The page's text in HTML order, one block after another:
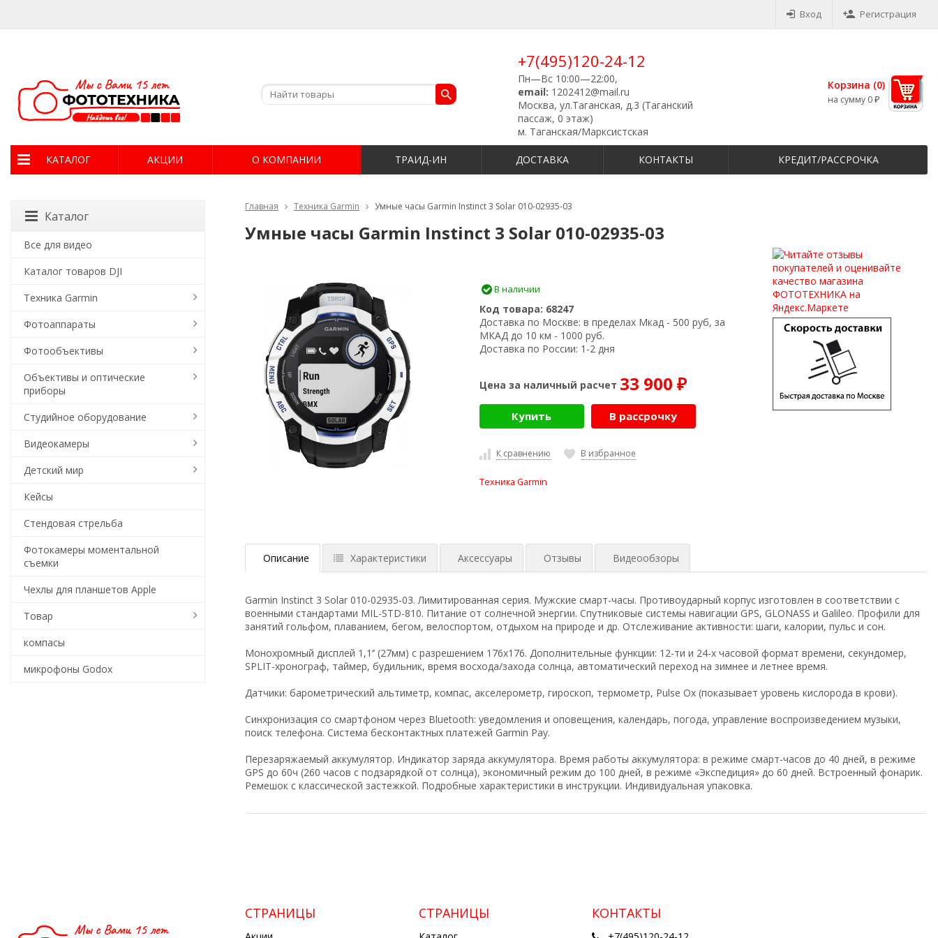
Вход Регистрация
+7(495)120-24-12
Пн—Вс 10:00—22:00,
email: 1202412@mail.ru
Москва, ул.Таганская, д.3 (Таганский
пассаж, 0 этаж)
м. Таганская/Марксистская
Корзина (0)
на сумму 0 ₽
КАТАЛОГ АКЦИИ О КОМПАНИИ ТРАИД-ИН ДОСТАВКА КОНТАКТЫ КРЕДИТ/РАССРОЧКА
Главная Техника Garmin Умные часы Garmin Instinct 3 Solar 010-02935-03
Умные часы Garmin Instinct 3 Solar 010-02935-03
В наличии
Код товара: 68247
Доставка по Москве: в пределах Мкад - 500 руб, за
МКАД до 10 км - 1000 руб.
Доставка по России: 1-2 дня
Цена за наличный расчет 33 900 ₽
Купить В рассрочку
К сравнению В избранное
Техника Garmin
Описание Характеристики Аксессуары Отзывы Видеообзоры
Garmin Instinct 3 Solar 010-02935-03. Лимитированная серия. Мужские смарт-часы. Противоударный корпус изготовлен в соответствии с
военными стандартами MIL-STD-810. Питание от солнечной энергии. Спутниковые системы навигации GPS, GLONASS и Galileo. Профили для
занятий гольфом, плаванием, бегом, велоспортом, отдыхом на природе и др. Отслеживание активности: шаги, калории, пульс и сон.
Монохромный дисплей 1,1‘’ (27мм) с разрешением 176x176. Дополнительные функции: 12-ти и 24-х часовой формат времени, секундомер,
SPLIT-хронограф, таймер, будильник, время восхода/захода солнца, автоматический переход на зимнее и летнее время.
Датчики: барометрический альтиметр, компас, акселерометр, гироскоп, термометр, Pulse Ox (показывает уровень кислорода в крови).
Синхронизация со смартфоном через Bluetooth: уведомления и оповещения, календарь, погода, управление воспроизведением музыки,
поиск телефона. Система бесконтактных платежей Garmin Pay.
Перезаряжаемый аккумулятор. Индикатор заряда аккумулятора. Время работы аккумулятора: в режиме смарт-часов до 40 дней, в режиме
GPS до 60ч (260 часов с подзарядкой от солнца), экономичный режим до 100 дней, в режиме «Экспедиция» до 60 дней. Встроенный фонарик.
Ремешок с классической застежкой. Подробные характеристики в инструкции. Индивидуальная упаковка.
Каталог
Все для видео
Каталог товаров DJI
Техника Garmin
Фотоаппараты
Фотообъективы
Объективы и оптические
приборы
Студийное оборудование
Видеокамеры
Детский мир
Кейсы
Стендовая стрельба
Фотокамеры моментальной
съемки
Чехлы для планшетов Apple
Товар
компасы
микрофоны Godox
СТРАНИЦЫ СТРАНИЦЫ КОНТАКТЫ